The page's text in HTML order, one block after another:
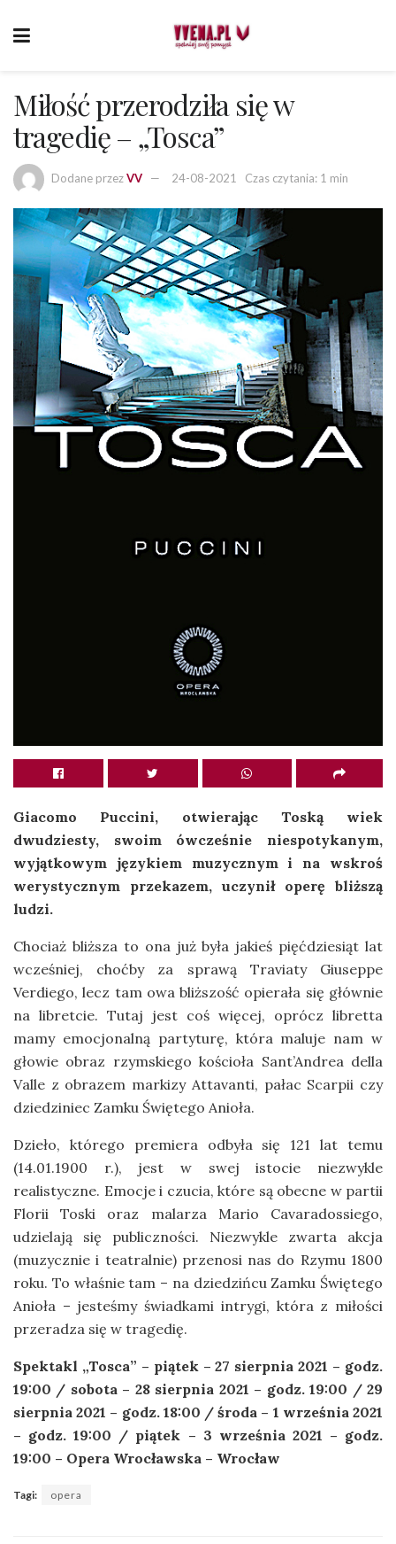
Miłość przerodziła się w
tragedię – „Tosca”
Dodane przezVV 24-08-2021 Czas czytania: 1 min
Giacomo Puccini, otwierając Toską wiek
dwudziesty, swoim ówcześnie niespotykanym,
wyjątkowym językiem muzycznym i na wskroś
werystycznym przekazem, uczynił operę bliższą
ludzi.
Chociaż bliższa to ona już była jakieś pięćdziesiąt lat
wcześniej, choćby za sprawą Traviaty Giuseppe
Verdiego, lecz tam owa bliższość opierała się głównie
na libretcie. Tutaj jest coś więcej, oprócz libretta
mamy emocjonalną partyturę, która maluje nam w
głowie obraz rzymskiego kościoła Sant’Andrea della
Valle z obrazem markizy Attavanti, pałac Scarpii czy
dziedziniec Zamku Świętego Anioła.
Dzieło, którego premiera odbyła się 121 lat temu
(14.01.1900 r.), jest w swej istocie niezwykle
realistyczne. Emocje i czucia, które są obecne w partii
Florii Toski oraz malarza Mario Cavaradossiego,
udzielają się publiczności. Niezwykle zwarta akcja
(muzycznie i teatralnie) przenosi nas do Rzymu 1800
roku. To właśnie tam – na dziedzińcu Zamku Świętego
Anioła – jesteśmy świadkami intrygi, która z miłości
przeradza się w tragedię.
Spektakl „Tosca” – piątek – 27 sierpnia 2021 – godz.
19:00 / sobota – 28 sierpnia 2021 – godz. 19:00 / 29
sierpnia 2021 – godz. 18:00 / środa – 1 września 2021
– godz. 19:00 / piątek – 3 września 2021 – godz.
19:00 – Opera Wrocławska – Wrocław
Tagi: opera